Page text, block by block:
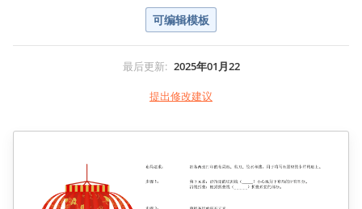
可编辑模板
最后更新: 2025年01月22
提出修改建议